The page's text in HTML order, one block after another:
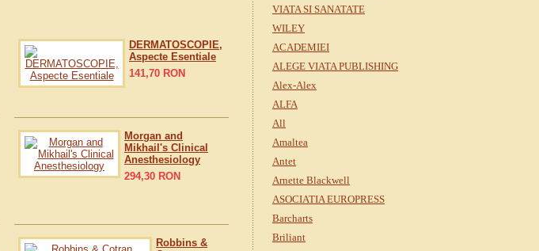
DERMATOSCOPIE,
Aspecte Esentiale
141,70 RON
Morgan and
Mikhail's Clinical
Anesthesiology
294,30 RON
Robbins &
VIATA SI SANATATE
WILEY
ACADEMIEI
ALEGE VIATA PUBLISHING
Alex-Alex
ALFA
All
Amaltea
Antet
Arnette Blackwell
ASOCIATIA EUROPRESS
Barcharts
Briliant